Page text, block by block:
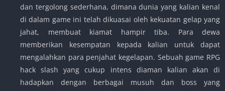
dan tergolong sederhana, dimana dunia yang kalian kenal
di dalam game ini telah dikuasai oleh kekuatan gelap yang
jahat, membuat kiamat hampir tiba. Para dewa
memberikan kesempatan kepada kalian untuk dapat
mengalahkan para penjahat kegelapan. Sebuah game RPG
hack slash yang cukup intens diaman kalian akan di
hadapkan dengan berbagai musuh dan boss yang